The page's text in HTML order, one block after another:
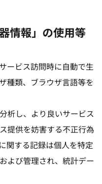
情報」の使用等
ービス訪問時に自動で生
種類、ブラウザ言語等を
析し、より良いサービス
提供を妨害する不正行為
関する記録は個人を特定
よび管理され、統計デー